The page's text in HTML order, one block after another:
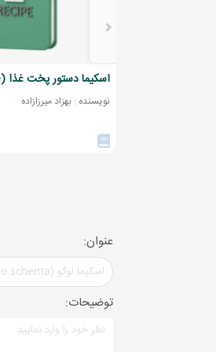
اسکیما دستور پخت غذا (recipe)
نویسنده : بهزاد میرزازاده
عنوان:
توضیحات: